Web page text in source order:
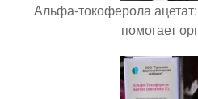
Альфа-токоферола ацетат:
помогает